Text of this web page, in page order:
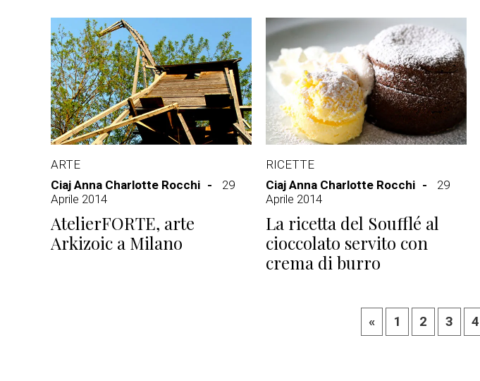
ARTE
Ciaj Anna Charlotte Rocchi
29
Aprile 2014
AtelierFORTE, arte
Arkizoic a Milano
RICETTE
Ciaj Anna Charlotte Rocchi
29
Aprile 2014
La ricetta del Soufflé al
cioccolato servito con
crema di burro
« 1 2 3 4